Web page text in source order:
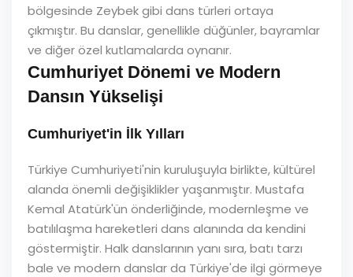
bölgesinde Zeybek gibi dans türleri ortaya
çıkmıştır. Bu danslar, genellikle düğünler, bayramlar
ve diğer özel kutlamalarda oynanır.
Cumhuriyet Dönemi ve Modern
Dansın Yükselişi
Cumhuriyet'in İlk Yılları
Türkiye Cumhuriyeti'nin kuruluşuyla birlikte, kültürel
alanda önemli değişiklikler yaşanmıştır. Mustafa
Kemal Atatürk'ün önderliğinde, modernleşme ve
batılılaşma hareketleri dans alanında da kendini
göstermiştir. Halk danslarının yanı sıra, batı tarzı
bale ve modern danslar da Türkiye'de ilgi görmeye